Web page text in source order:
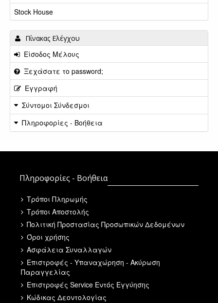
Stock House
Πίνακας Ελέγχου
Είσοδος Μέλους
Ξεχάσατε το password;
Εγγραφή
Σύντομοι Σύνδεσμοι
Πληροφορίες - Βοήθεια
Πληροφορίες - Βοήθεια
Τρόποι Πληρωμής
Τρόποι Αποστολής
Πολιτική Προστασίας Προσωπικών Δεδομένων
Όροι χρήσης
Ασφάλεια Συναλλαγών
Επιστροφές - Υπαναχώρηση - Ακύρωση
Παραγγελίας
Επιστροφές Service Εντός Εγγύησης
Κώδικας Δεοντολογίας